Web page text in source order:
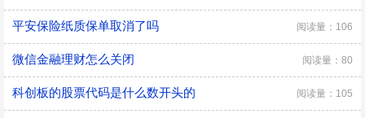
平安保险纸质保单取消了吗 阅读量：106
微信金融理财怎么关闭 阅读量：80
科创板的股票代码是什么数开头的 阅读量：105